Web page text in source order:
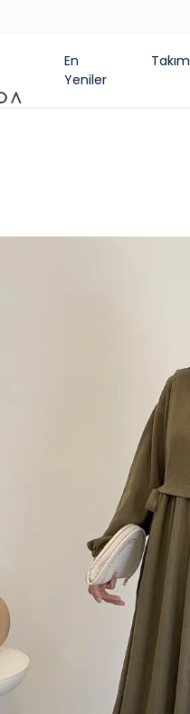
En
Yeniler
Takım